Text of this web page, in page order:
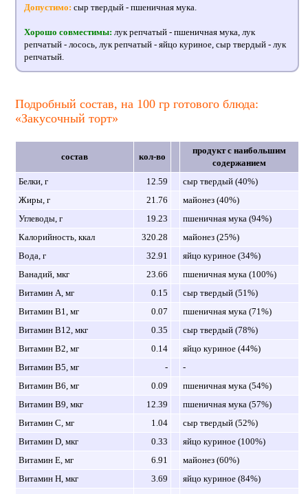
Допустимо: сыр твердый - пшеничная мука.
Хорошо совместимы: лук репчатый - пшеничная мука, лук
репчатый - лосось, лук репчатый - яйцо куриное, сыр твердый - лук
репчатый.
Подробный состав, на 100 гр готового блюда:
«Закусочный торт»
состав кол-во
продукт с наибольшим
содержанием
Белки, г
12.59
сыр твердый (40%)
Жиры, г
21.76
майонез (40%)
Углеводы, г
19.23
пшеничная мука (94%)
Калорийность, ккал
320.28
майонез (25%)
Вода, г
32.91
яйцо куриное (34%)
Ванадий, мкг
23.66
пшеничная мука (100%)
Витамин A, мг
0.15
сыр твердый (51%)
Витамин B1, мг
0.07
пшеничная мука (71%)
Витамин B12, мкг
0.35
сыр твердый (78%)
Витамин B2, мг
0.14
яйцо куриное (44%)
Витамин B5, мг
-
-
Витамин B6, мг
0.09
пшеничная мука (54%)
Витамин B9, мкг
12.39
пшеничная мука (57%)
Витамин C, мг
1.04
сыр твердый (52%)
Витамин D, мкг
0.33
яйцо куриное (100%)
Витамин E, мг
6.91
майонез (60%)
Витамин H, мкг
3.69
яйцо куриное (84%)